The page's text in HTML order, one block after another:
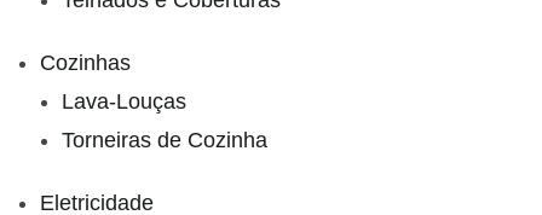
Cozinhas
Lava-Louças
Torneiras de Cozinha
Eletricidade